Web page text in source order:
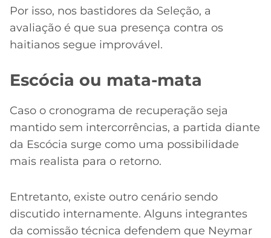
Por isso, nos bastidores da Seleção, a
avaliação é que sua presença contra os
haitianos segue improvável.
Escócia ou mata-mata
Caso o cronograma de recuperação seja
mantido sem intercorrências, a partida diante
da Escócia surge como uma possibilidade
mais realista para o retorno.
Entretanto, existe outro cenário sendo
discutido internamente. Alguns integrantes
da comissão técnica defendem que Neymar